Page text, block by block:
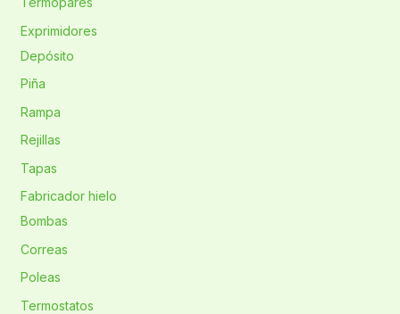
Exprimidores
Depósito
Piña
Rampa
Rejillas
Tapas
Fabricador hielo
Bombas
Correas
Poleas
Termostatos